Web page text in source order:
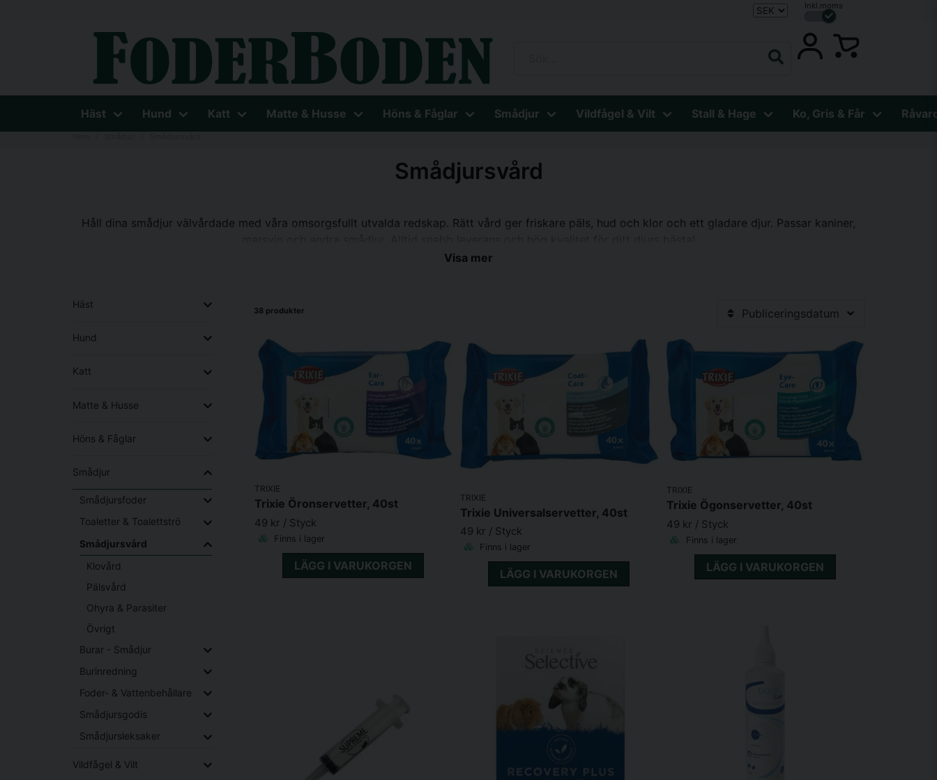
Inkl.moms
Häst Hund Katt Matte & Husse Höns & Fåglar Smådjur Vildfågel & Vilt Stall & Hage Ko, Gris & Får
Smådjursvård
Håll dina smådjur välvårdade med våra omsorgsfullt utvalda redskap. Rätt vård ger friskare päls, hud och klor och ett gladare djur. Passar kaniner,
Visa mer
Häst
Hund
Katt
Matte & Husse
Höns & Fåglar
Smådjur
Smådjursfoder
Toaletter & Toalettströ
Smådjursvård
Klovård
Pälsvård
Ohyra & Parasiter
Övrigt
Burar - Smådjur
Burinredning
Foder- & Vattenbehållare
Smådjursgodis
Smådjursleksaker
Vildfågel & Vilt
38 produkter Publiceringsdatum
TRIXIE
Trixie Öronservetter, 40st
49 kr / Styck
Finns i lager
LÄGG I VARUKORGEN
TRIXIE
Trixie Universalservetter, 40st
49 kr / Styck
Finns i lager
LÄGG I VARUKORGEN
TRIXIE
Trixie Ögonservetter, 40st
49 kr / Styck
Finns i lager
LÄGG I VARUKORGEN